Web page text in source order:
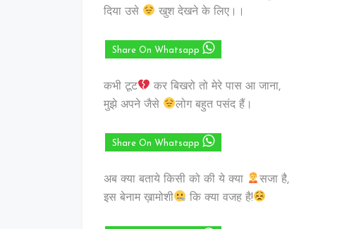
दिया उसे
खुश देखने के लिए।।
Share On Whatsapp
कभी टूट
कर बिखरो तो मेरे पास आ जाना,
मुझे अपने जैसे
लोग बहुत पसंद हैं।
Share On Whatsapp
अब क्या बताये किसी को की ये क्या
सजा है,
इस बेनाम ख़ामोशी
कि क्या वजह है!